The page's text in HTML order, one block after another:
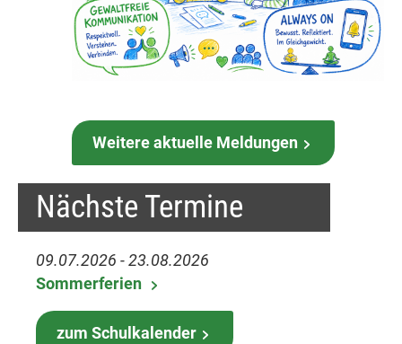
Weitere aktuelle Meldungen
Nächste Termine
09.07.2026 - 23.08.2026
Sommerferien
zum Schulkalender